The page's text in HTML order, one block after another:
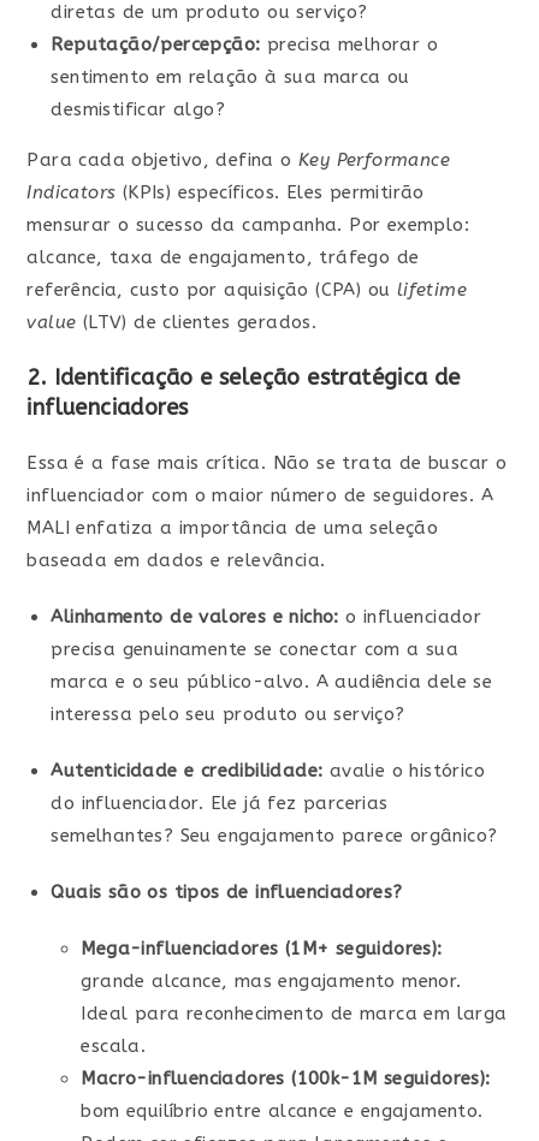
diretas de um produto ou serviço?
Reputação/percepção: precisa melhorar o
sentimento em relação à sua marca ou
desmistificar algo?
Para cada objetivo, defina oKey Performance
Indicators (KPIs) específicos. Eles permitirão
mensurar o sucesso da campanha. Por exemplo:
alcance, taxa de engajamento, tráfego de
referência, custo por aquisição (CPA) ou lifetime
value (LTV) de clientes gerados.
2. Identificação e seleção estratégica de
influenciadores
Essa é a fase mais crítica. Não se trata de buscar o
influenciador com o maior número de seguidores. A
MALI enfatiza a importância de uma seleção
baseada em dados e relevância.
Alinhamento de valores e nicho: o influenciador
precisa genuinamente se conectar com a sua
marca e o seu público-alvo. A audiência dele se
interessa pelo seu produto ou serviço?
Autenticidade e credibilidade: avalie o histórico
do influenciador. Ele já fez parcerias
semelhantes? Seu engajamento parece orgânico?
Quais são os tipos de influenciadores?
Mega-influenciadores (1M+ seguidores):
grande alcance, mas engajamento menor.
Ideal para reconhecimento de marca em larga
escala.
Macro-influenciadores (100k-1M seguidores):
bom equilíbrio entre alcance e engajamento.